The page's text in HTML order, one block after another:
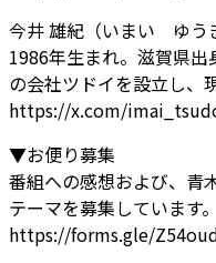
今井 雄紀（いまい ゆう
1986年生まれ。滋賀県
の会社ツドイを設立し、
https://x.com/
▼お便り募集
番組への感想および、青
テーマを募集しています。
https://forms.gle/